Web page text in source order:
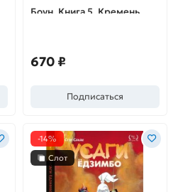
Боун. Книга 5. Кремень,
670 ₽
Подписаться
-14%
Слот